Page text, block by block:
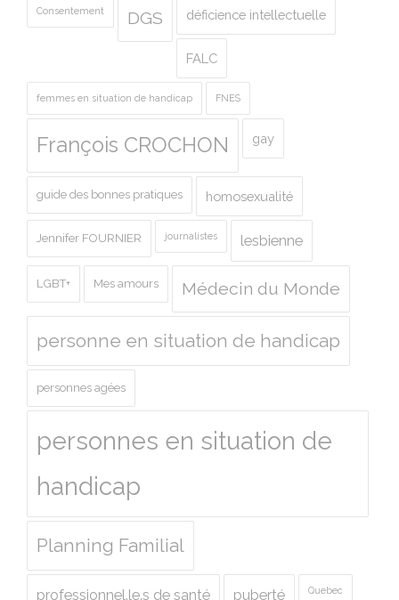
Consentement DGS déficience intellectuelle
FALC
femmes en situation de handicap FNES
François CROCHON gay
guide des bonnes pratiques homosexualité
Jennifer FOURNIER journalistes lesbienne
LGBT+ Mes amours Médecin du Monde
personne en situation de handicap
personnes agées
personnes en situation de
handicap
Planning Familial
professionnel.le.s de santé puberté Quebec